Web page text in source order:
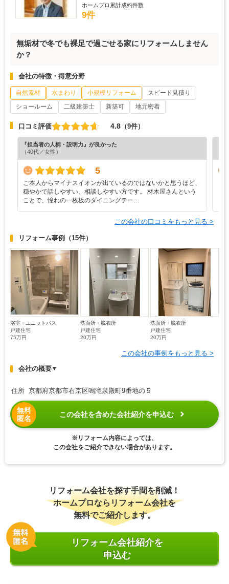
ホームプロ累計成約件数
9件
無垢材で冬でも裸足で過ごせる家にリフォームしません
か？
会社の特徴・得意分野
自然素材 水まわり 小規模リフォーム
スピード見積り
ショールーム
二級建築士 新築可 地元密着
口コミ評価 4.8 （9件）
『担当者の人柄・説明力』が良かった
（40代／女性）
5
ご本人からマイナスイオンが出ているのではないかと思うほど、
穏やかで話しやすい、相談しやすい方です。 材木屋さんという
ことで、憧れの一枚板のダイニングテー…
この会社の口コミをもっと見る >
リフォーム事例 （15件）
浴室・ユニットバス
戸建住宅
75万円
洗面所・脱衣所
戸建住宅
20万円
洗面所・脱衣所
戸建住宅
20万円
この会社の事例をもっと見る >
会社の概要▼
住所 京都府京都市右京区鳴滝泉殿町9番地の５
無料
匿名
この会社を含めた会社紹介を申込む
※リフォーム内容によっては、
この会社をご紹介できない場合があります。
リフォーム会社を探す手間を削減！
ホームプロならリフォーム会社を
無料でご紹介します。
リフォーム会社紹介を
申込む